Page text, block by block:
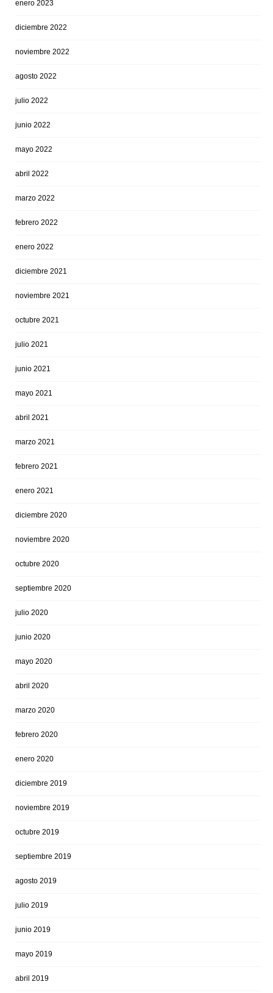
enero 2023
diciembre 2022
noviembre 2022
agosto 2022
julio 2022
junio 2022
mayo 2022
abril 2022
marzo 2022
febrero 2022
enero 2022
diciembre 2021
noviembre 2021
octubre 2021
julio 2021
junio 2021
mayo 2021
abril 2021
marzo 2021
febrero 2021
enero 2021
diciembre 2020
noviembre 2020
octubre 2020
septiembre 2020
julio 2020
junio 2020
mayo 2020
abril 2020
marzo 2020
febrero 2020
enero 2020
diciembre 2019
noviembre 2019
octubre 2019
septiembre 2019
agosto 2019
julio 2019
junio 2019
mayo 2019
abril 2019